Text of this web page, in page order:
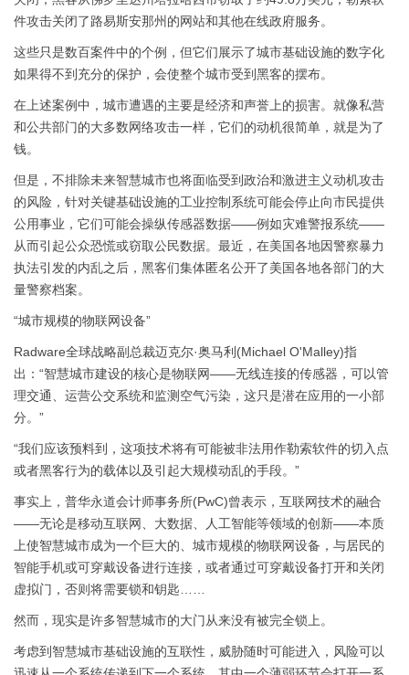
件攻击关闭了路易斯安那州的网站和其他在线政府服务。
这些只是数百案件中的个例，但它们展示了城市基础设施的数字化
如果得不到充分的保护，会使整个城市受到黑客的摆布。
在上述案例中，城市遭遇的主要是经济和声誉上的损害。就像私营
和公共部门的大多数网络攻击一样，它们的动机很简单，就是为了
钱。
但是，不排除未来智慧城市也将面临受到政治和激进主义动机攻击
的风险，针对关键基础设施的工业控制系统可能会停止向市民提供
公用事业，它们可能会操纵传感器数据——例如灾难警报系统——
从而引起公众恐慌或窃取公民数据。最近，在美国各地因警察暴力
执法引发的内乱之后，黑客们集体匿名公开了美国各地各部门的大
量警察档案。
“城市规模的物联网设备”
Radware全球战略副总裁迈克尔·奥马利(Michael O'Malley)指
出：“智慧城市建设的核心是物联网——无线连接的传感器，可以管
理交通、运营公交系统和监测空气污染，这只是潜在应用的一小部
分。”
“我们应该预料到，这项技术将有可能被非法用作勒索软件的切入点
或者黑客行为的载体以及引起大规模动乱的手段。”
事实上，普华永道会计师事务所(PwC)曾表示，互联网技术的融合
——无论是移动互联网、大数据、人工智能等领域的创新——本质
上使智慧城市成为一个巨大的、城市规模的物联网设备，与居民的
智能手机或可穿戴设备进行连接，或者通过可穿戴设备打开和关闭
虚拟门，否则将需要锁和钥匙……
然而，现实是许多智慧城市的大门从来没有被完全锁上。
考虑到智慧城市基础设施的互联性，威胁随时可能进入，风险可以